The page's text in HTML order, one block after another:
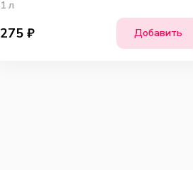
1 л
275 ₽ Добавить